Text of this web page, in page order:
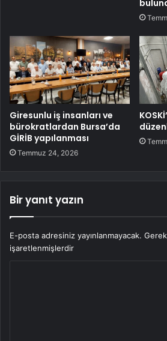
Giresunlu iş insanları ve
bürokratlardan Bursa’da
GİRİB yapılanması
Temmuz 24, 2026
Bir yanıt yazın
E-posta adresiniz yayınlanmayacak.
işaretlenmişlerdir